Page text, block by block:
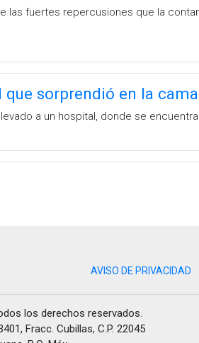
las fuertes repercusiones que la
sorprendió en la
a un hospital, donde se
AVISO DE PRIVACIDAD
los derechos reservados.
Fracc. Cubillas, C.P. 22045